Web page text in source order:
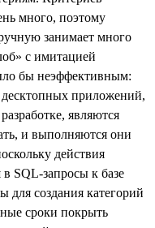
много, поэтому
занимает много
с имитацией
бы неэффективным:
десктопных приложений,
являются
и выполняются они
действия
SQL-запросы к базе
для создания категорий
сроки покрыть